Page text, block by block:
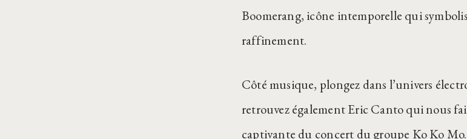
Boomerang, icône intemporelle qui
raffinement.
Côté musique, plongez dans l’univers
retrouvez également Eric Canto qui nous
captivante du concert du groupe Ko Ko Mo.